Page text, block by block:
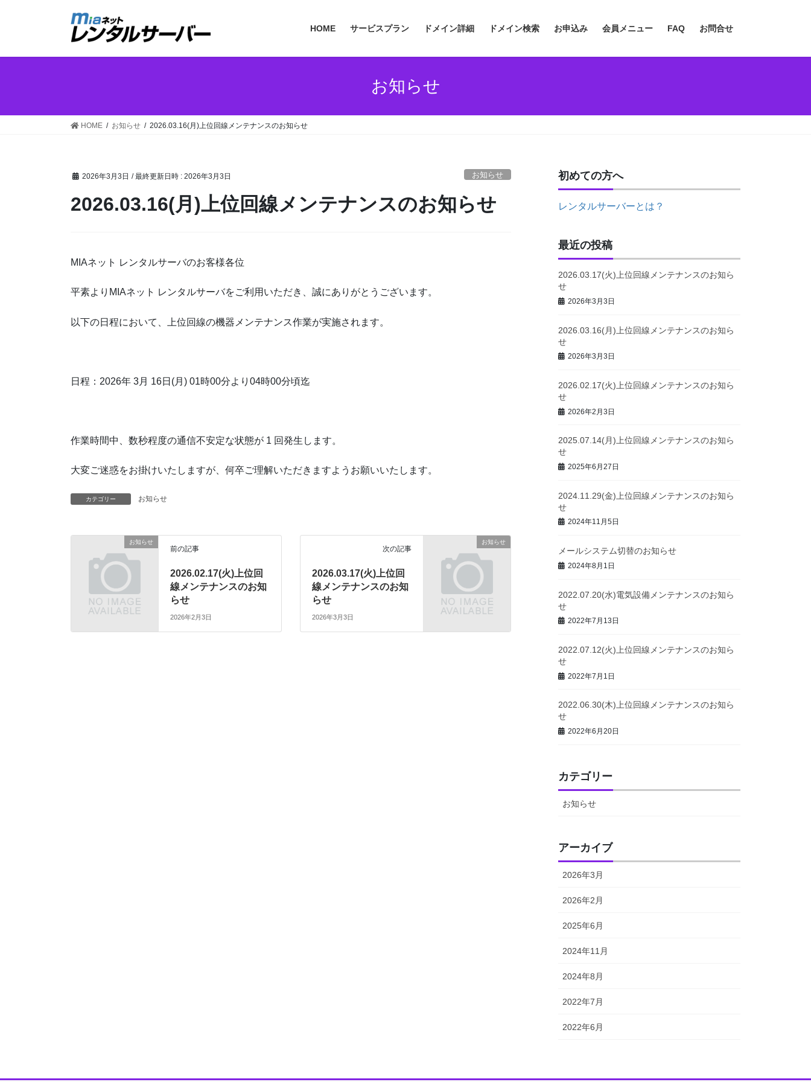
HOME サービスプラン ドメイン詳細 ドメイン検索 お申込み 会員メニュー FAQ お問合せ
お知らせ
HOME お知らせ 2026.03.16(月)上位回線メンテナンスのお知らせ
2026年3月3日 / 最終更新日時 : 2026年3月3日 お知らせ
2026.03.16(月)上位回線メンテナンスのお知らせ
MIAネット レンタルサーバのお客様各位
平素よりMIAネット レンタルサーバをご利用いただき、誠にありがとうございます。
以下の日程において、上位回線の機器メンテナンス作業が実施されます。
日程： 2026年 3月 16日(月) 01時00分より 04時00分頃迄
作業時間中、数秒程度の通信不安定な状態が 1 回発生します。
大変ご迷惑をお掛けいたしますが、何卒ご理解いただきますようお願いいたします。
カテゴリー お知らせ
お知らせ
前の記事
2026.02.17(火)上位回
線メンテナンスのお知
らせ
2026年2月3日
お知らせ
次の記事
2026.03.17(火)上位回
線メンテナンスのお知
らせ
2026年3月3日
初めての方へ
レンタルサーバーとは？
最近の投稿
2026.03.17(火)上位回線メンテナンスのお知ら
せ
2026年3月3日
2026.03.16(月)上位回線メンテナンスのお知ら
せ
2026年3月3日
2026.02.17(火)上位回線メンテナンスのお知ら
せ
2026年2月3日
2025.07.14(月)上位回線メンテナンスのお知ら
せ
2025年6月27日
2024.11.29(金)上位回線メンテナンスのお知ら
せ
2024年11月5日
メールシステム切替のお知らせ
2024年8月1日
2022.07.20(水)電気設備メンテナンスのお知ら
せ
2022年7月13日
2022.07.12(火)上位回線メンテナンスのお知ら
せ
2022年7月1日
2022.06.30(木)上位回線メンテナンスのお知ら
せ
2022年6月20日
カテゴリー
お知らせ
アーカイブ
2026年3月
2026年2月
2025年6月
2024年11月
2024年8月
2022年7月
2022年6月